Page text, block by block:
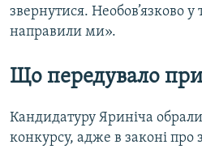
звернутися. Необов’язково у
направили ми».
Що передувало
Кандидатуру Яриніча
конкурсу, адже в законі